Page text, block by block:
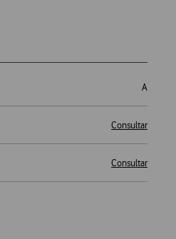
A
Consultar
Consultar